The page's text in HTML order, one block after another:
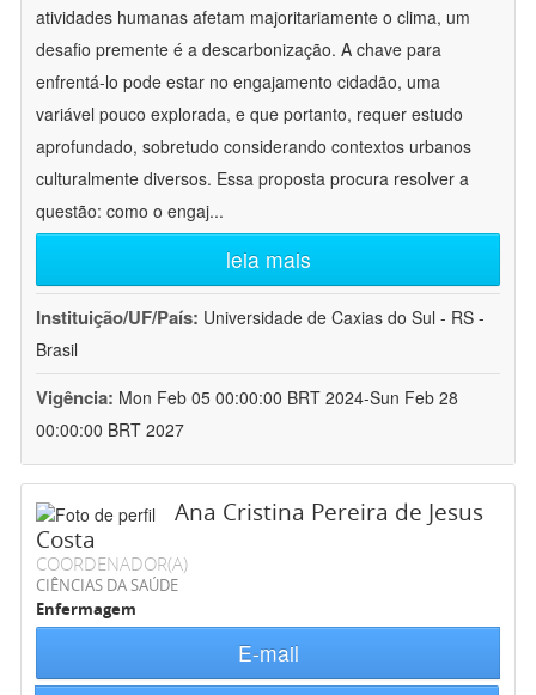
atividades humanas afetam majoritariamente o clima, um
desafio premente é a descarbonização. A chave para
enfrentá-lo pode estar no engajamento cidadão, uma
variável pouco explorada, e que portanto, requer estudo
aprofundado, sobretudo considerando contextos urbanos
culturalmente diversos. Essa proposta procura resolver a
questão: como o engaj...
leia mais
Instituição/UF/País: Universidade de Caxias do Sul - RS -
Brasil
Vigência: Mon Feb 05 00:00:00 BRT 2024-Sun Feb 28
00:00:00 BRT 2027
Ana Cristina Pereira de Jesus
Costa
COORDENADOR(A)
CIÊNCIAS DA SAÚDE
Enfermagem
E-mail